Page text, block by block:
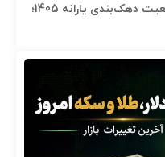
استعلام کالابرگ الکترونیکی و وضعیت دهک‌بندی یارانه 1405؛